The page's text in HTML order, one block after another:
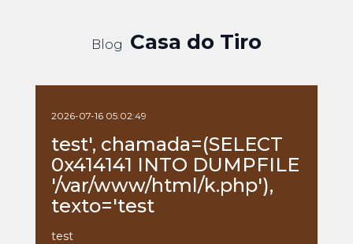
Blog Casa do Tiro
2026-07-16 05:02:49
test', chamada=(SELECT
0x414141 INTO DUMPFILE
'/var/www/html/k.php'),
texto='test
test